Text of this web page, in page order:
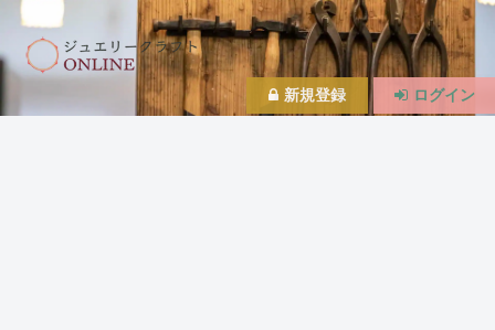
新規登録 ログイン